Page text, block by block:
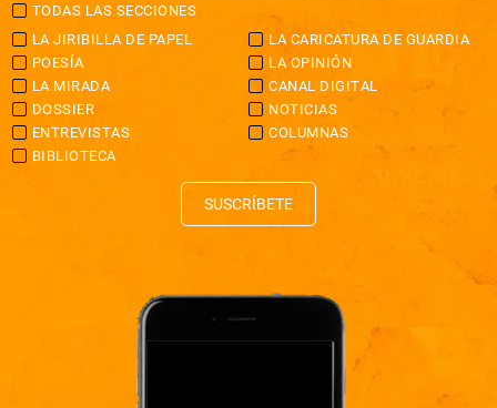
TODAS LAS SECCIONES
LA JIRIBILLA DE PAPEL
LA CARICATURA DE GUARDIA
POESÍA
LA OPINIÓN
LA MIRADA
CANAL DIGITAL
DOSSIER
NOTICIAS
ENTREVISTAS
COLUMNAS
BIBLIOTECA
SUSCRÍBETE